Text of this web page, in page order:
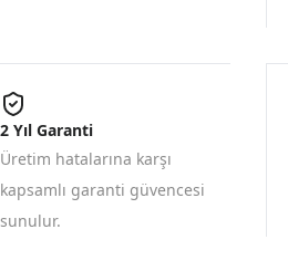
2 Yıl Garanti
Üretim hatalarına karşı
kapsamlı garanti güvencesi
sunulur.